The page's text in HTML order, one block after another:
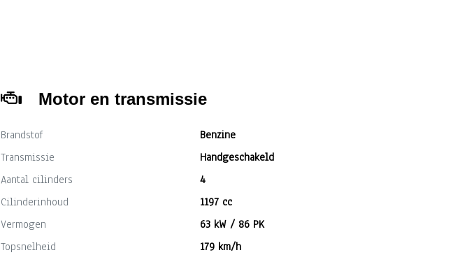
Motor en transmissie
Brandstof
Benzine
Transmissie
Handgeschakeld
Aantal cilinders
4
Cilinderinhoud
1197 cc
Vermogen
63 kW / 86 PK
Topsnelheid
179 km/h